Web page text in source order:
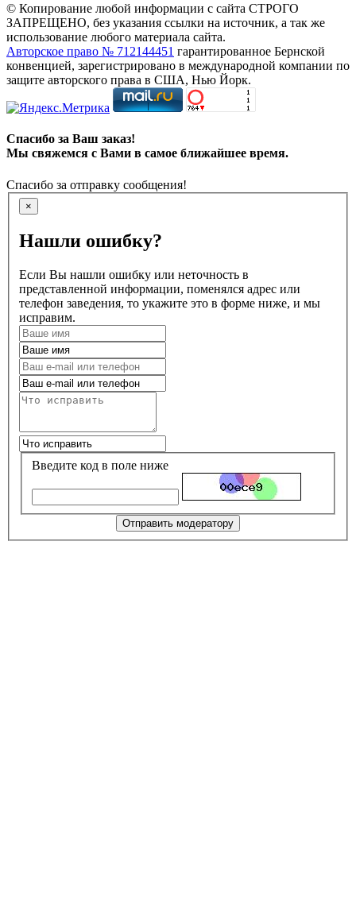
© Копирование любой информации с сайта СТРОГО
ЗАПРЕЩЕНО, без указания ссылки на источник, а так же
использование любого материала сайта.
Авторское право № 712144451 гарантированное Бернской
конвенцией, зарегистрировано в международной компании по
защите авторского права в США, Нью Йорк.
Спасибо за Ваш заказ!
Мы свяжемся с Вами в самое ближайшее время.
Спасибо за отправку сообщения!
×
Нашли ошибку?
Если Вы нашли ошибку или неточность в
представленной информации, поменялся адрес или
телефон заведения, то укажите это в форме ниже, и мы
исправим.
Введите код в поле ниже
Отправить модератору